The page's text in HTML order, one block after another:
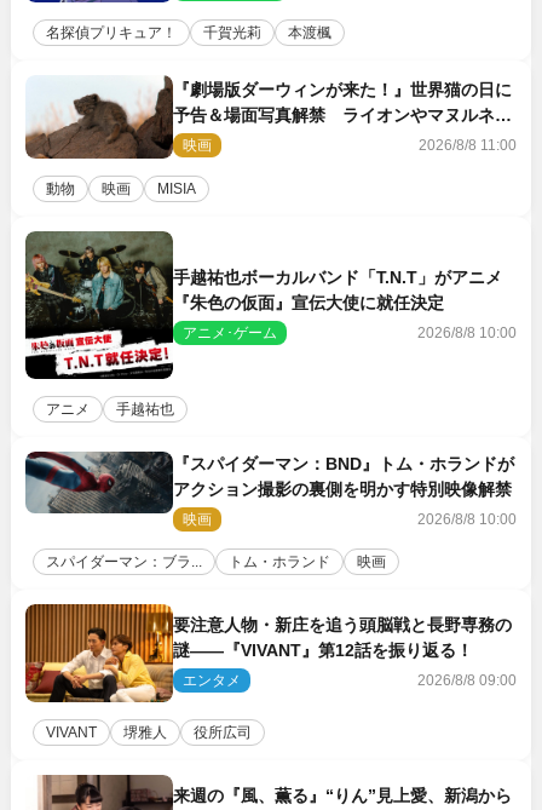
名探偵プリキュア！ 千賀光莉 本渡楓
『劇場版ダーウィンが来た！』世界猫の日に
予告＆場面写真解禁 ライオンやマヌルネコ
の赤ちゃんが大集合
映画 2026/8/8 11:00
動物 映画 MISIA
手越祐也ボーカルバンド「T.N.T」がアニメ
『朱色の仮面』宣伝大使に就任決定
アニメ･ゲーム 2026/8/8 10:00
アニメ 手越祐也
『スパイダーマン：BND』トム・ホランドが
アクション撮影の裏側を明かす特別映像解禁
映画 2026/8/8 10:00
スパイダーマン：ブラ... トム・ホランド 映画
要注意人物・新庄を追う頭脳戦と長野専務の
謎――『VIVANT』第12話を振り返る！
エンタメ 2026/8/8 09:00
VIVANT 堺雅人 役所広司
来週の『風、薫る』“りん”見上愛、新潟から